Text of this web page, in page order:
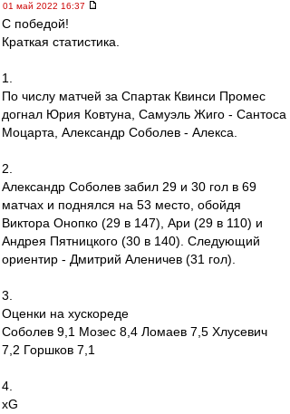
01 май 2022 16:37
С победой!
Краткая статистика.
1.
По числу матчей за Спартак Квинси Промес
догнал Юрия Ковтуна, Самуэль Жиго - Сантоса
Моцарта, Александр Соболев - Алекса.
2.
Александр Соболев забил 29 и 30 гол в 69
матчах и поднялся на 53 место, обойдя
Виктора Онопко (29 в 147), Ари (29 в 110) и
Андрея Пятницкого (30 в 140). Следующий
ориентир - Дмитрий Аленичев (31 гол).
3.
Оценки на хускореде
Соболев 9,1 Мозес 8,4 Ломаев 7,5 Хлусевич
7,2 Горшков 7,1
4.
xG